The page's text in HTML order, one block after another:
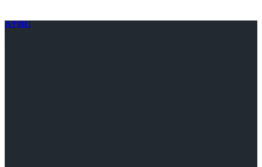
关于我们